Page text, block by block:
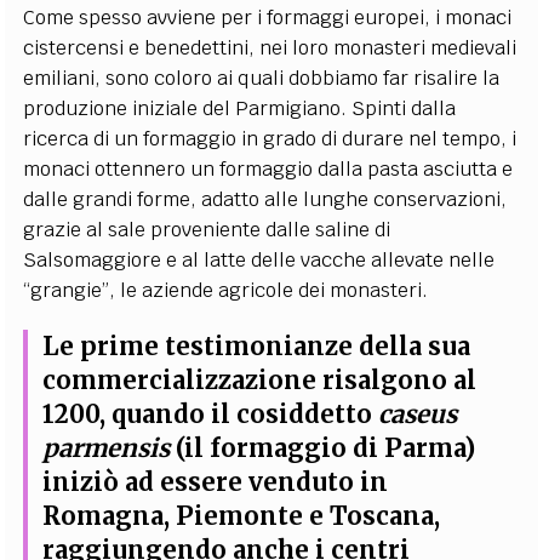
Come spesso avviene per i formaggi europei, i monaci
cistercensi e benedettini, nei loro monasteri medievali
emiliani, sono coloro ai quali dobbiamo far risalire la
produzione iniziale del Parmigiano. Spinti dalla
ricerca di un formaggio in grado di durare nel tempo, i
monaci ottennero un formaggio dalla pasta asciutta e
dalle grandi forme, adatto alle lunghe conservazioni,
grazie al sale proveniente dalle saline di
Salsomaggiore e al latte delle vacche allevate nelle
“grangie”, le aziende agricole dei monasteri.
Le prime testimonianze della sua
commercializzazione risalgono al
1200, quando il cosiddetto caseus
parmensis(il formaggio di Parma)
iniziò ad essere venduto in
Romagna, Piemonte e Toscana,
raggiungendo anche i centri